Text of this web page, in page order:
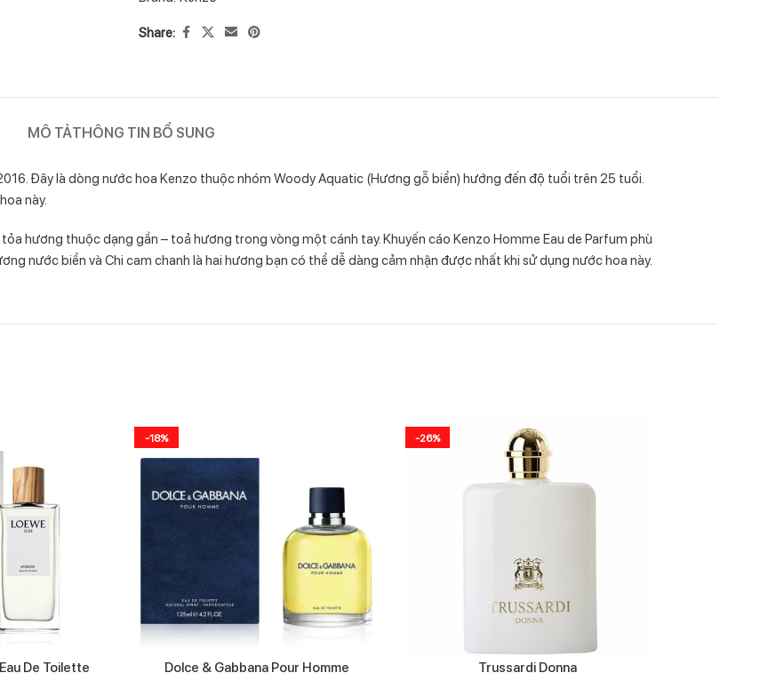
Share:
MÔ TẢTHÔNG TIN BỔ SUNG
Đây là dòng nước hoa Kenzo thuộc nhóm Woody Aquatic (Hương gỗ biển) hướng đến độ tuổi trên 25 tuổi.
này.
hương thuộc dạng gần – toả hương trong vòng một cánh tay. Khuyến cáo Kenzo Homme Eau de Parfum phù
nước biển và Chi cam chanh là hai hương bạn có thể dễ dàng cảm nhận được nhất khi sử dụng nước hoa này.
De Toilette
-18%
Dolce & Gabbana Pour Homme
-26%
Trussardi Donna